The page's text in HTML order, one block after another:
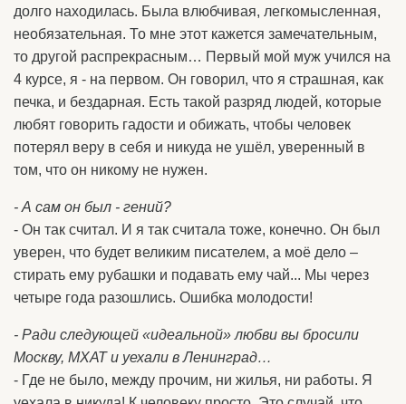
долго находилась. Была влюбчивая, легкомысленная,
необязательная. То мне этот кажется замечательным,
то другой распрекрасным… Первый мой муж учился на
4 курсе, я - на первом. Он говорил, что я страшная, как
печка, и бездарная. Есть такой разряд людей, которые
любят говорить гадости и обижать, чтобы человек
потерял веру в себя и никуда не ушёл, уверенный в
том, что он никому не нужен.
- А сам он был - гений?
- Он так считал. И я так считала тоже, конечно. Он был
уверен, что будет великим писателем, а моё дело –
стирать ему рубашки и подавать ему чай... Мы через
четыре года разошлись. Ошибка молодости!
- Ради следующей «идеальной» любви вы бросили
Москву, МХАТ и уехали в Ленинград…
- Где не было, между прочим, ни жилья, ни работы. Я